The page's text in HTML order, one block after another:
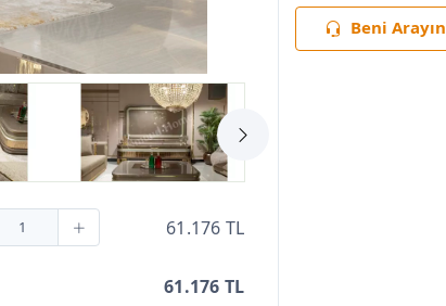
Beni Arayın
61.176 TL
61.176 TL